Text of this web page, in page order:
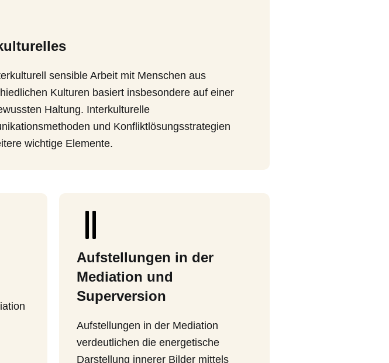
sensible Arbeit mit Menschen aus
Kulturen basiert insbesondere auf einer
Haltung. Interkulturelle
und Konfliktlösungsstrategien
wichtige Elemente.
Aufstellungen in der
Mediation und
Superversion
Aufstellungen in der Mediation
verdeutlichen die energetische
Darstellung innerer Bilder mittels